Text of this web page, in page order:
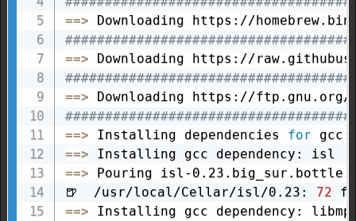
==>
==>
==>
==> Installing dependencies for
==>
==> Pouring isl-
🍺  /usr/local/Cellar/isl/0.23: 72
==>